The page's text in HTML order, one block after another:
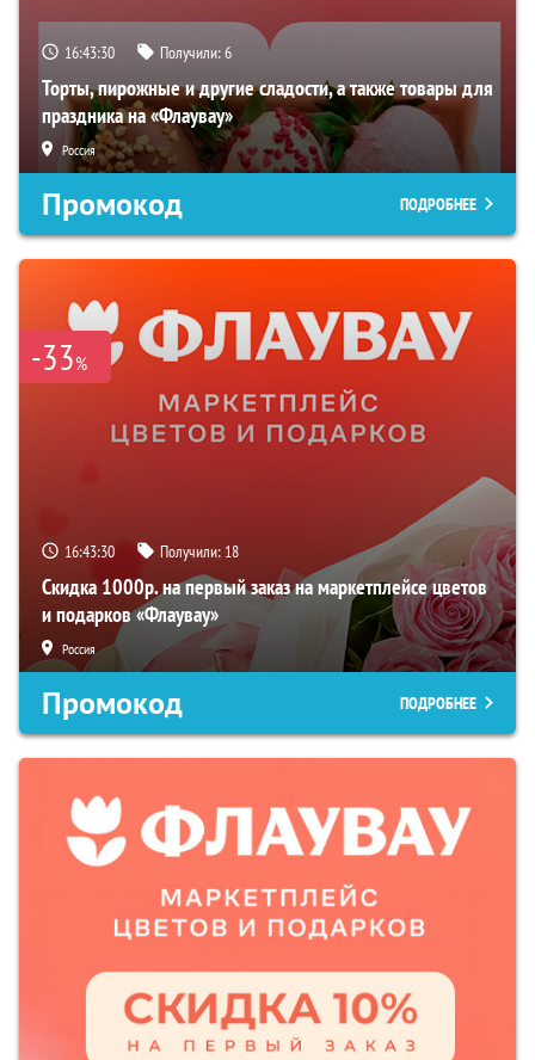
16:43:28 Получили:6
Торты, пирожные и другие сладости, а также товары для
праздника на «Флаувау»
Россия
Промокод ПОДРОБНЕЕ
-33%
16:43:28 Получили: 18
Скидка 1000р. на первый заказ на маркетплейсе цветов
и подарков «Флаувау»
Россия
Промокод ПОДРОБНЕЕ